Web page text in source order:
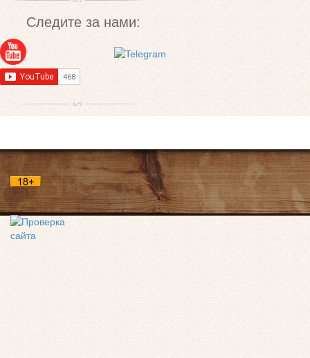
Следите за нами: